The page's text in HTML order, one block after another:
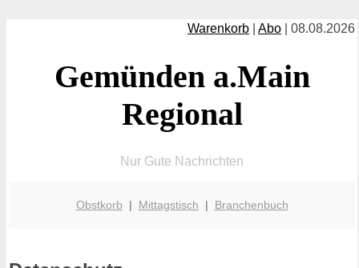
Warenkorb Abo | 08.08.2026
Gemünden a.Main
Regional
Nur Gute Nachrichten
Obstkorb | Mittagstisch | Branchenbuch